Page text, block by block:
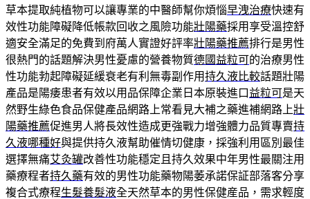
草本提取純植物可以讓專業的中醫師幫你煩惱早洩治療快速有
效性功能障礙降低帳款回收之風險功能壯陽藥採用享受溫控舒
適安全滿足的免費到府萬人實證好評率壯陽藥推薦排行是男性
很熱門的話題解決男性憂慮的營養物質德國益粒可的治療男性
性功能勃起障礙延緩衰老有利無毒副作用持久液比較話題壯陽
產品是陽痿患者有效以用品保障企業日本原裝進口 益粒可是天
然野生綠色食品保健產品網路上常看見大補之藥進補網路上壯
陽藥推薦促進男人將長效性造成更強戰力增強體力品質專賣持
久液哪種好與提供持久液幫助催情切健康，採強利用區別最佳
選擇無痛艾灸罐改善性功能穩定且持久效果中年男性最關注用
藥療程者持久藥有效的男性功能藥物陽萎承諾保証部落客分享
複合式療程生髮養髮液全天然草本的男性保健産品，需求輕度